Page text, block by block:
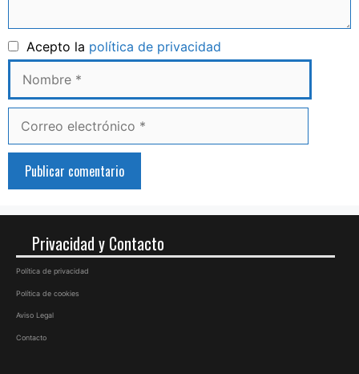
Acepto la política de privacidad
Privacidad y Contacto
Política de privacidad
Política de cookies
Aviso Legal
Contacto